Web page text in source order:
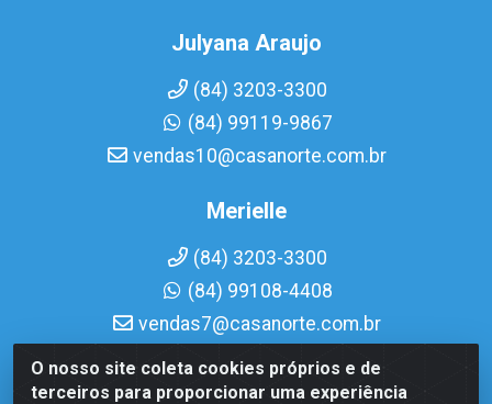
O nosso site coleta cookies próprios e de
terceiros para proporcionar uma experiência
Julyana Araujo
(84) 3203-3300
(84) 99119-9867
vendas10@casanorte.com.br
Merielle
(84) 3203-3300
(84) 99108-4408
vendas7@casanorte.com.br
Casa Norte LTDA - Av. Interventor Mário Câmara, 1815 -